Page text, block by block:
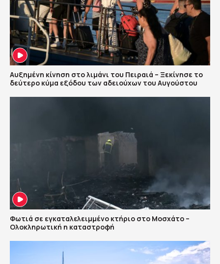
Αυξημένη κίνηση στο λιμάνι του Πειραιά – Ξεκίνησε το
δεύτερο κύμα εξόδου των αδειούχων του Αυγούστου
Φωτιά σε εγκαταλελειμμένο κτήριο στο Μοσχάτο –
Ολοκληρωτική η καταστροφή